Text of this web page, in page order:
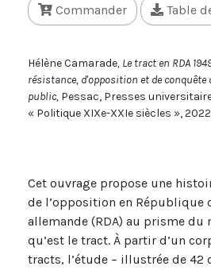
Commander Table
Hélène Camarade, Le tract en RDA
résistance, d'opposition et de conquête
public, Pessac, Presses
« Politique XIXe-XXIe siècles »,
Cet ouvrage propose une
de l’opposition en République
allemande (RDA) au prisme du
qu’est le tract. À partir d’un
tracts, l’étude – illustrée de 42